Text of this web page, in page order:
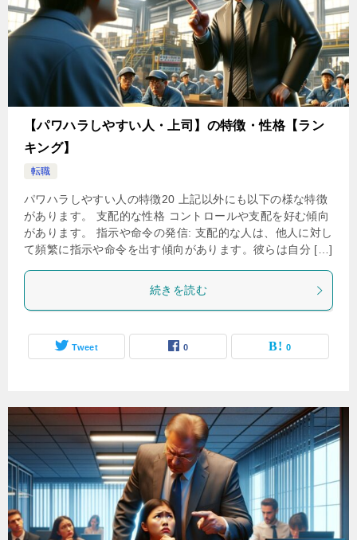
【パワハラしやすい人・上司】の特徴・性格【ラン
キング】
転職
パワハラしやすい人の特徴20 上記以外にも以下の様な特徴
があります。 支配的な性格 コントロールや支配を好む傾向
があります。 指示や命令の発信: 支配的な人は、他人に対し
て頻繁に指示や命令を出す傾向があります。彼らは自分 […]
続きを読む
Tweet 0 0